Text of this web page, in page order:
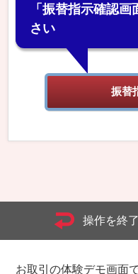
「振替指示確認
さい
振替
お取引の体験デモ画面で
操作を終